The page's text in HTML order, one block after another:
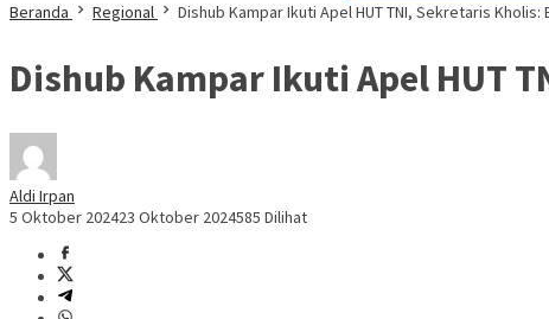
Beranda Regional Dishub Kampar Ikuti Apel HUT TNI, Sekretaris
Dishub Kampar Ikuti Apel HUT
Aldi Irpan
5 Oktober 202423 Oktober 2024585 Dilihat